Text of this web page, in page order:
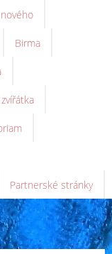
Birma
Partnerské stránky